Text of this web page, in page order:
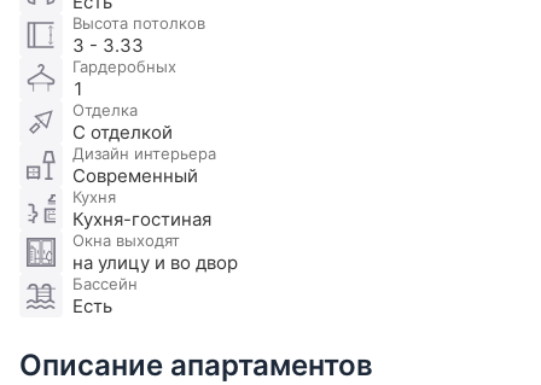
Высота потолков
3 - 3.33
Гардеробных
1
Отделка
С отделкой
Дизайн интерьера
Современный
Кухня
Кухня-гостиная
Окна выходят
на улицу и во двор
Бассейн
Есть
Описание апартаментов